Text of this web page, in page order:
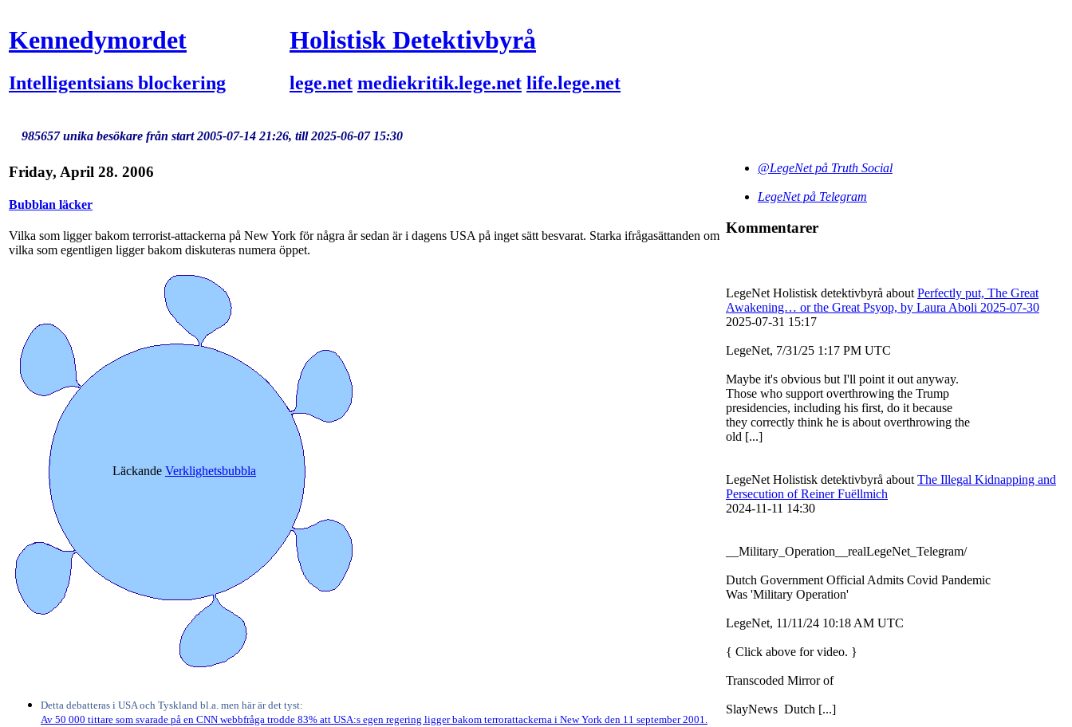
Kennedymordet
Intelligentsians blockering
Holistisk Detektivbyrå
lege.net mediekritik.lege.net life.lege.net
985657 unika besökare från start 2005-07-14 21:26, till 2025-06-07 15:30
Friday, April 28. 2006
Bubblan läcker
Vilka som ligger bakom terrorist-attackerna på New York för några år sedan är i dagens USA på inget sätt besvarat. Starka ifrågasättanden om
vilka som egentligen ligger bakom diskuteras numera öppet.
Läckande Verklighetsbubbla
Detta debatteras i USA och Tyskland bl.a. men här är det tyst:
Av 50 000 tittare som svarade på en CNN webbfråga trodde 83% att USA:s egen regering ligger bakom terrorattackerna i New York den 11 september 2001.
@LegeNet på Truth Social
LegeNet på Telegram
Kommentarer
LegeNet Holistisk detektivbyrå aboutPerfectly put, The Great
Awakening… or the Great Psyop, by Laura Aboli 2025-07-30
2025-07-31 15:17
LegeNet, 7/31/25 1:17 PM UTC
Maybe it's obvious but I'll point it out anyway.
Those who support overthrowing the Trump
presidencies, including his first, do it because
they correctly think he is about overthrowing the
old [...]
LegeNet Holistisk detektivbyrå aboutThe Illegal Kidnapping and
Persecution of Reiner Fuëllmich
2024-11-11 14:30
__Military_Operation__realLegeNet_Telegram/
Dutch Government Official Admits Covid Pandemic
Was 'Military Operation'
LegeNet, 11/11/24 10:18 AM UTC
{ Click above for video. }
Transcoded Mirror of
SlayNews Dutch [...]